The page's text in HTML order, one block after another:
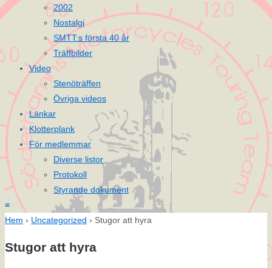
2002
Nostalgi
SMTT:s första 40 år
Träffbilder
Video
Stenöträffen
Övriga videos
Länkar
Klotterplank
För medlemmar
Diverse listor
Protokoll
Styrande dokument
≡
Hem › Uncategorized › Stugor att hyra
Stugor att hyra